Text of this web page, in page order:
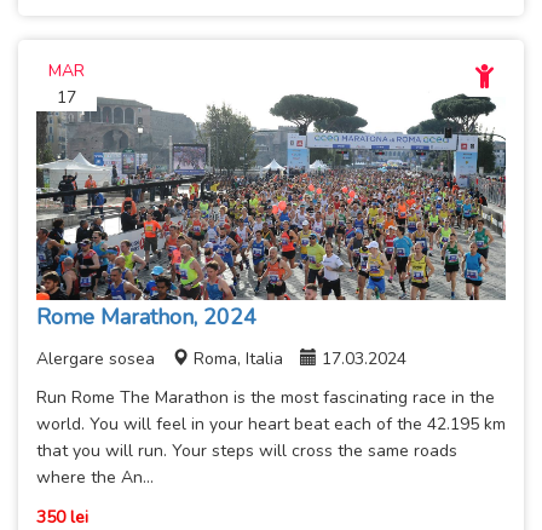
MAR
17
Rome Marathon, 2024
Alergare sosea Roma, Italia
17.03.2024
Run Rome The Marathon is the most fascinating race in the
world. You will feel in your heart beat each of the 42.195 km
that you will run. Your steps will cross the same roads
where the An...
350 lei